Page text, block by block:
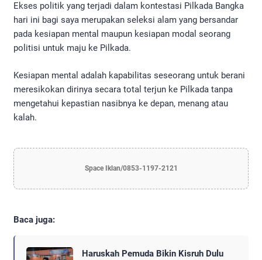
Ekses politik yang terjadi dalam kontestasi Pilkada Bangka
hari ini bagi saya merupakan seleksi alam yang bersandar
pada kesiapan mental maupun kesiapan modal seorang
politisi untuk maju ke Pilkada.
Kesiapan mental adalah kapabilitas seseorang untuk berani
meresikokan dirinya secara total terjun ke Pilkada tanpa
mengetahui kepastian nasibnya ke depan, menang atau
kalah.
Space Iklan/0853-1197-2121
Baca juga:
Haruskah Pemuda Bikin Kisruh Dulu